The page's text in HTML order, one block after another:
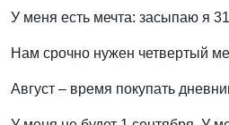
У меня есть мечта: засыпаю я
Нам срочно нужен четвертый
Август – время покупать